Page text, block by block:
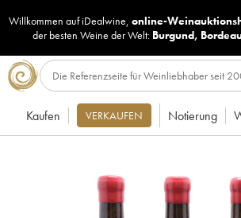
Willkommen auf iDealwine, online-
der besten Weine der Welt: Burgund,
Kaufen VERKAUFEN Notierung